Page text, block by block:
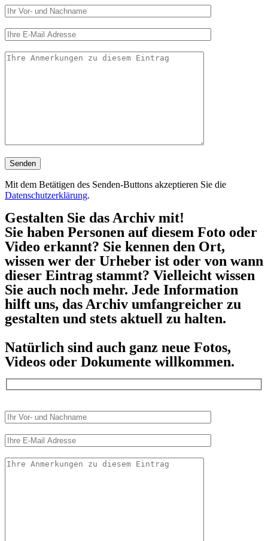
Mit dem Betätigen des Senden-Buttons akzeptieren Sie die
Datenschutzerklärung.
Gestalten Sie das Archiv mit!
Sie haben Personen auf diesem Foto oder
Video erkannt? Sie kennen den Ort,
wissen wer der Urheber ist oder von wann
dieser Eintrag stammt? Vielleicht wissen
Sie auch noch mehr. Jede Information
hilft uns, das Archiv umfangreicher zu
gestalten und stets aktuell zu halten.
Natürlich sind auch ganz neue Fotos,
Videos oder Dokumente willkommen.